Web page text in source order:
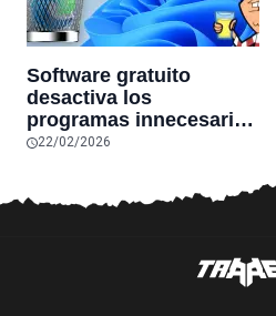
Software gratuito
desactiva los
programas innecesarios
de Windows 11 y
reduciendo el uso de la
RAM y mucho más
22/02/2026